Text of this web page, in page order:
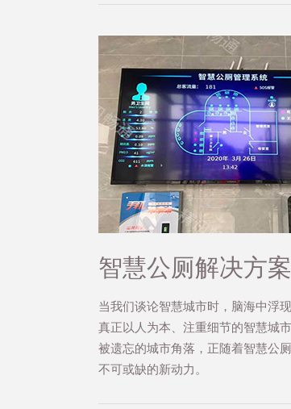
智慧公厕解决方
当我们谈论智慧城市时，脑海中浮
真正以人为本、注重细节的智慧城
被遗忘的城市角落，正随着智慧公
不可或缺的新动力。